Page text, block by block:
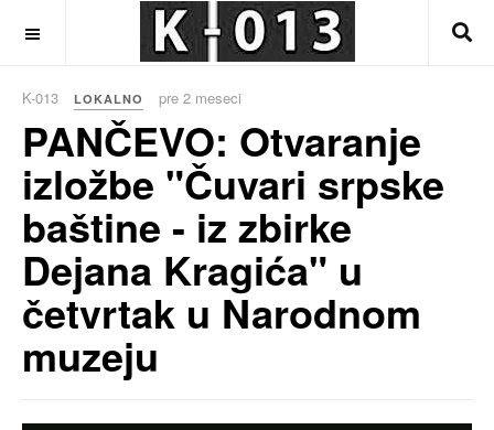
K-013 LOKALNO pre 2 meseci
PANČEVO: Otvaranje
izložbe "Čuvari srpske
baštine - iz zbirke
Dejana Kragića" u
četvrtak u Narodnom
muzeju